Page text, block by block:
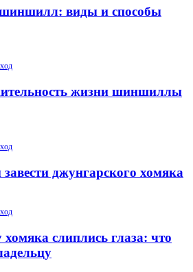
виды и способы
жизни шиншиллы
джунгарского хомяка
слиплись глаза: что